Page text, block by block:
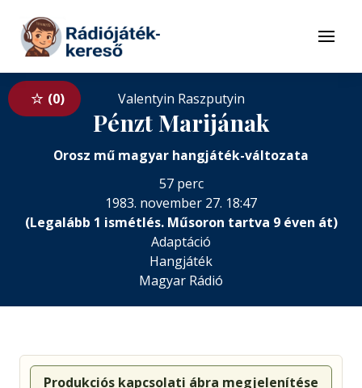
Tovább a tartalomhoz
Menü
0 Valentyin Raszputyin
Pénzt Marijának
Orosz mű magyar hangjáték-változata
57 perc
1983. november 27. 18:47
(Legalább 1 ismétlés. Műsoron tartva 9 éven át)
Adaptáció
Hangjáték
Magyar Rádió
Produkciós kapcsolati ábra megjelenítése